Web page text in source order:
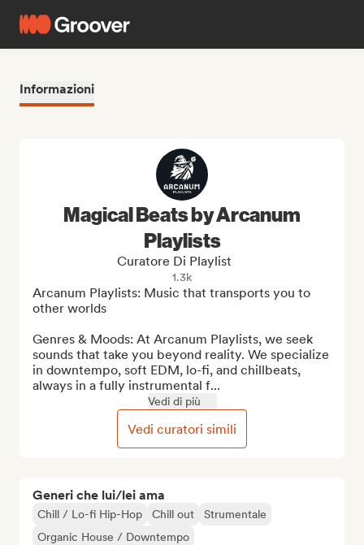
Informazioni
Generi che lui/lei ama
Chill / Lo-fi Hip-Hop Chill out
Strumentale
Organic House / Downtempo
Magical Beats by Arcanum
Playlists
Curatore Di Playlist
1.3k
Arcanum Playlists: Music that transports you to
other worlds
Genres & Moods: At Arcanum Playlists, we seek
sounds that take you beyond reality. We specialize
in downtempo, soft EDM, lo-fi, and chillbeats,
always in a fully instrumental f...
Vedi di più
Vedi curatori simili